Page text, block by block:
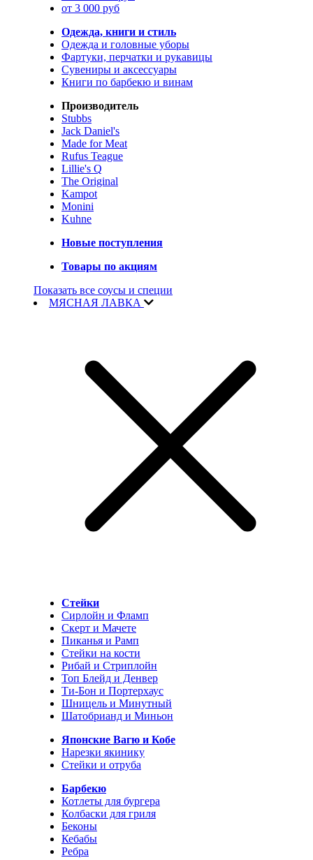
от 3 000 руб
Одежда, книги и стиль
Одежда и головные уборы
Фартуки, перчатки и рукавицы
Сувениры и аксессуары
Книги по барбекю и винам
Производитель
Stubbs
Jack Daniel's
Made for Meat
Rufus Teague
Lillie's Q
The Original
Kampot
Monini
Kuhne
Новые поступления
Товары по акциям
Показать все соусы и специи
МЯСНАЯ ЛАВКА
Стейки
Сирлойн и Фламп
Скерт и Мачете
Пиканья и Рамп
Стейки на кости
Рибай и Стриплойн
Топ Блейд и Денвер
Ти-Бон и Портерхаус
Шницель и Минутный
Шатобрианд и Миньон
Японские Вагю и Кобе
Нарезки якинику
Стейки и отруба
Барбекю
Котлеты для бургера
Колбаски для гриля
Беконы
Кебабы
Ребра